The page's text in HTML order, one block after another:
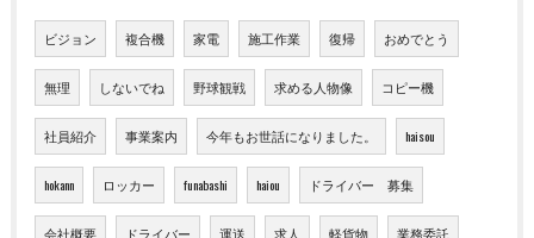
ビジョン 複合機 家電 施工作業 復帰 おめでとう
無理 しないでね 野球観戦 求める人物像 コピー機
社員紹介 事業案内 今年もお世話になりました。 haisou
hokann ロッカー funabashi haiou ドライバー 募集
会社概要 ドライバー 運送 求人 軽貨物 業務委託